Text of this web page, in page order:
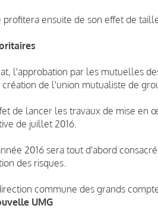
ensuite de son effet de
l'approbation par les mutuelles
de l'union mutualiste de
de lancer les travaux de mise en
de juillet 2016.
2016 sera tout d'abord
des risques.
commune des grands
UMG